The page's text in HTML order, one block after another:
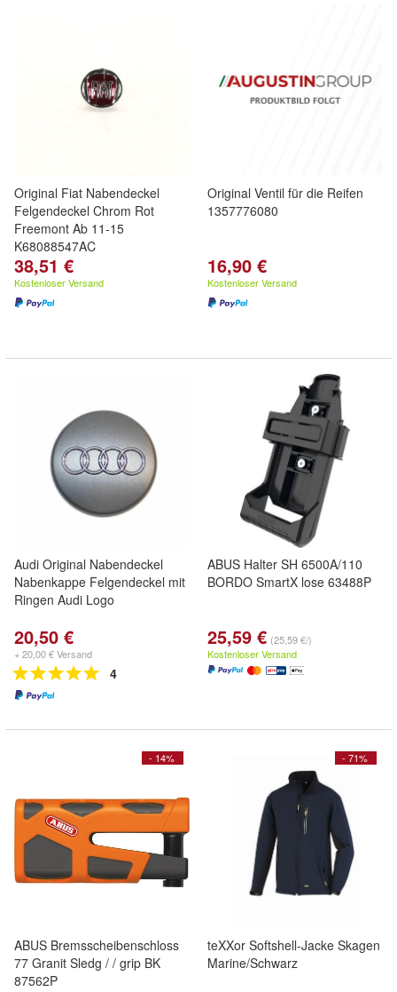
Original Fiat Nabendeckel
Felgendeckel Chrom Rot
Freemont Ab 11-15
K68088547AC
38,51 €
Kostenloser Versand
Original Ventil für die Reifen
1357776080
16,90 €
Kostenloser Versand
Audi Original Nabendeckel
Nabenkappe Felgendeckel mit
Ringen Audi Logo
20,50 €
+ 20,00 € Versand
4
ABUS Halter SH 6500A/110
BORDO SmartX lose 63488P
25,59 € (25,59 €/)
Kostenloser Versand
- 14%
ABUS Bremsscheibenschloss
77 Granit Sledg / / grip BK
87562P
- 71%
teXXor Softshell-Jacke Skagen
Marine/Schwarz